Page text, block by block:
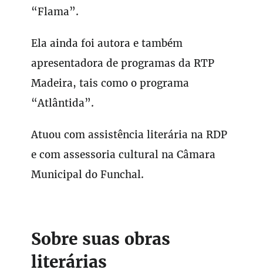
“Flama”.
Ela ainda foi autora e também
apresentadora de programas da RTP
Madeira, tais como o programa
“Atlântida”.
Atuou com assistência literária na RDP
e com assessoria cultural na Câmara
Municipal do Funchal.
Sobre suas obras
literárias